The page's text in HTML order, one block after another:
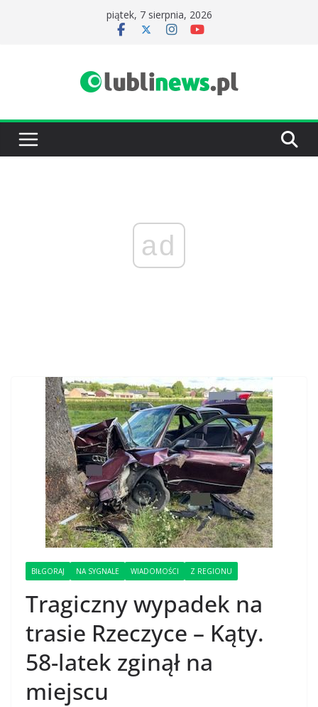
piątek, 7 sierpnia, 2026
ad
BIŁGORAJ NA SYGNALE WIADOMOŚCI Z REGIONU
Tragiczny wypadek na
trasie Rzeczyce – Kąty.
58-latek zginął na
miejscu